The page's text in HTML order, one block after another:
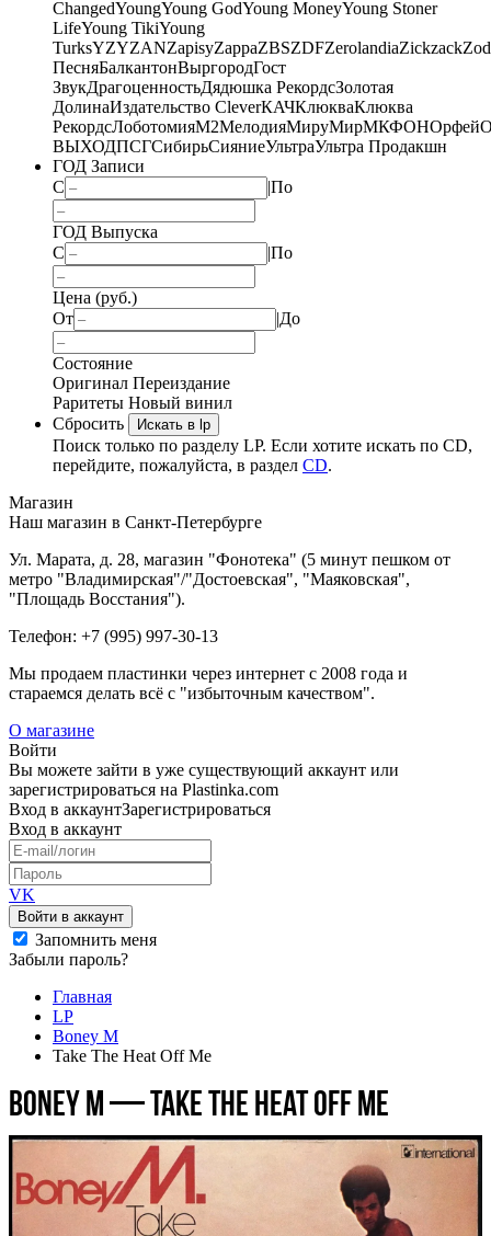
ChangedYoungYoung GodYoung MoneyYoung Stoner
LifeYoung TikiYoung
TurksYZYZANZapisyZappaZBSZDFZerolandiaZickzack
ПесняБалкантонВыргородГост
ЗвукДрагоценностьДядюшка РекордсЗолотая
ДолинаИздательство CleverКАЧКлюкваКлюква
РекордсЛоботомияМ2МелодияМируМирМКФОНОрфей
ВЫХОДПСГСибирьСияниеУльтраУльтра Продакшн
ГОД Записи
С
|По
ГОД Выпуска
С
|По
Цена (руб.)
От
|До
Состояние
Оригинал Переиздание
Раритеты Новый винил
Сбросить
Искать в lp
Поиск только по разделу LP. Если хотите искать по CD,
перейдите, пожалуйста, в раздел CD.
Магазин
Наш магазин в Санкт-Петербурге
Ул. Марата, д. 28, магазин "Фонотека" (5 минут пешком от
метро "Владимирская"/"Достоевская", "Маяковская",
"Площадь Восстания").
Телефон: +7 (995) 997-30-13
Мы продаем пластинки через интернет c 2008 года и
стараемся делать всё с "избыточным качеством".
О магазине
Войти
Вы можете зайти в уже существующий аккаунт или
зарегистрироваться на Plastinka.com
Вход в аккаунтЗарегистрироваться
Вход в аккаунт
VK
Войти в аккаунт
Запомнить меня
Забыли пароль?
Главная
LP
Boney M
Take The Heat Off Me
Boney M — Take The Heat Off Me